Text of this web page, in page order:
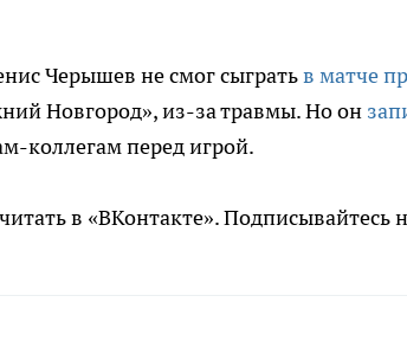
Черышев не смог сыгратьв матче
Новгород», из-за травмы. Но он
коллегам перед игрой.
в «ВКонтакте». Подписывайтесь